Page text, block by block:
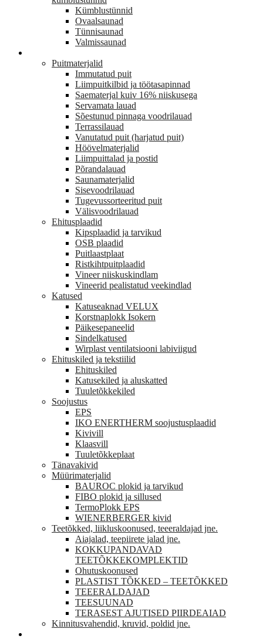
Kümblustünnid
Ovaalsaunad
Tünnisaunad
Valmissaunad
Puitmaterjalid
Immutatud puit
Liimpuitkilbid ja töötasapinnad
Saematerjal kuiv 16% niiskusega
Servamata lauad
Sõestunud pinnaga voodrilauad
Terrassilauad
Vanutatud puit (harjatud puit)
Höövelmaterjalid
Liimpuittalad ja postid
Põrandalauad
Saunamaterjalid
Sisevoodrilauad
Tugevussorteeritud puit
Välisvoodrilauad
Ehitusplaadid
Kipsplaadid ja tarvikud
OSB plaadid
Puitlaastplaat
Ristkihtpuitplaadid
Vineer niiskuskindlam
Vineerid pealistatud veekindlad
Katused
Katuseaknad VELUX
Korstnaplokk Isokern
Päikesepaneelid
Sindelkatused
Wirplast ventilatsiooni labiviigud
Ehituskiled ja tekstiilid
Ehituskiled
Katusekiled ja aluskatted
Tuuletõkkekiled
Soojustus
EPS
IKO ENERTHERM soojustusplaadid
Kivivill
Klaasvill
Tuuletõkkeplaat
Tänavakivid
Müürimaterjalid
BAUROC plokid ja tarvikud
FIBO plokid ja sillused
TermoPlokk EPS
WIENERBERGER kivid
Teetõkked, liikluskoonused, teeeraldajad jne.
Aiajalad, teepiirete jalad jne.
KOKKUPANDAVAD
TEETÕKKEKOMPLEKTID
Ohutuskoonused
PLASTIST TÕKKED – TEETÕKKED
TEEERALDAJAD
TEESUUNAD
TERASEST AJUTISED PIIRDEAIAD
Kinnitusvahendid, kruvid, poldid jne.